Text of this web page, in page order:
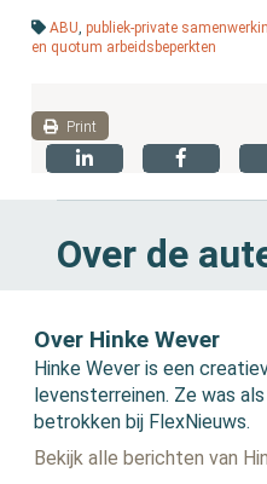
ABU,publiek-private
en quotum arbeidsbeperkten
Print
Over de
Over Hinke Wever
Hinke Wever is een
levensterreinen. Ze was
betrokken bij FlexNieuws.
Bekijk alle berichten van